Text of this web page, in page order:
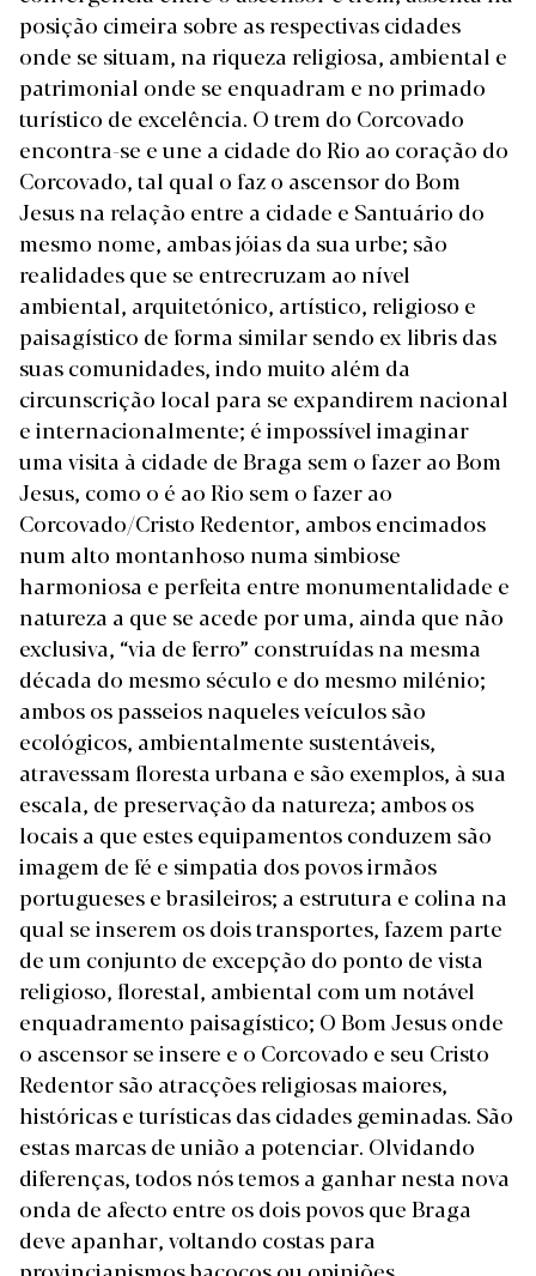
posição cimeira sobre as respectivas cidades
onde se situam, na riqueza religiosa, ambiental e
patrimonial onde se enquadram e no primado
turístico de excelência. O trem do Corcovado
encontra-se e une a cidade do Rio ao coração do
Corcovado, tal qual o faz o ascensor do Bom
Jesus na relação entre a cidade e Santuário do
mesmo nome, ambas jóias da sua urbe; são
realidades que se entrecruzam ao nível
ambiental, arquitetónico, artístico, religioso e
paisagístico de forma similar sendo ex libris das
suas comunidades, indo muito além da
circunscrição local para se expandirem nacional
e internacionalmente; é impossível imaginar
uma visita à cidade de Braga sem o fazer ao Bom
Jesus, como o é ao Rio sem o fazer ao
Corcovado/Cristo Redentor, ambos encimados
num alto montanhoso numa simbiose
harmoniosa e perfeita entre monumentalidade e
natureza a que se acede por uma, ainda que não
exclusiva, “via de ferro” construídas na mesma
década do mesmo século e do mesmo milénio;
ambos os passeios naqueles veículos são
ecológicos, ambientalmente sustentáveis,
atravessam floresta urbana e são exemplos, à sua
escala, de preservação da natureza; ambos os
locais a que estes equipamentos conduzem são
imagem de fé e simpatia dos povos irmãos
portugueses e brasileiros; a estrutura e colina na
qual se inserem os dois transportes, fazem parte
de um conjunto de excepção do ponto de vista
religioso, florestal, ambiental com um notável
enquadramento paisagístico; O Bom Jesus onde
o ascensor se insere e o Corcovado e seu Cristo
Redentor são atracções religiosas maiores,
históricas e turísticas das cidades geminadas. São
estas marcas de união a potenciar. Olvidando
diferenças, todos nós temos a ganhar nesta nova
onda de afecto entre os dois povos que Braga
deve apanhar, voltando costas para